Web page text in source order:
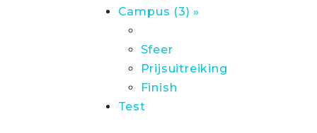
Campus (3) »
Sfeer
Prijsuitreiking
Finish
Test